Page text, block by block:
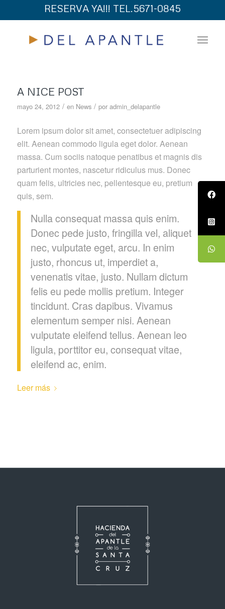
RESERVA YA!!! TEL.5671-0845
A NICE POST
mayo 24, 2012 / en News / por admin_delapantle
Lorem ipsum dolor sit amet, consectetuer adipiscing
elit. Aenean commodo ligula eget dolor. Aenean
massa. Cum sociis natoque penatibus et magnis dis
parturient montes, nascetur ridiculus mus. Donec
quam felis, ultricies nec, pellentesque eu, pretium
quis, sem.
Nulla consequat massa quis enim.
Donec pede justo, fringilla vel, aliquet
nec, vulputate eget, arcu. In enim
justo, rhoncus ut, imperdiet a,
venenatis vitae, justo. Nullam dictum
felis eu pede mollis pretium. Integer
tincidunt. Cras dapibus. Vivamus
elementum semper nisi. Aenean
vulputate eleifend tellus. Aenean leo
ligula, porttitor eu, consequat vitae,
eleifend ac, enim.
Leer más